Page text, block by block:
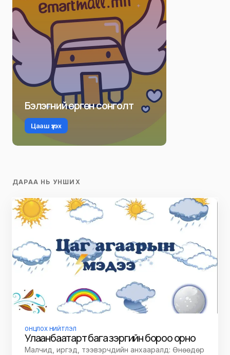
Бэлэгний өргөн сонголт
Цааш үзэх
ДАРАА НЬ УНШИХ
ОНЦЛОХ НИЙТЛЭЛ
Улаанбаатарт бага зэргийн бороо орно
Малчид, иргэд, тээвэрчдийн анхааралд: Өнөөдөр